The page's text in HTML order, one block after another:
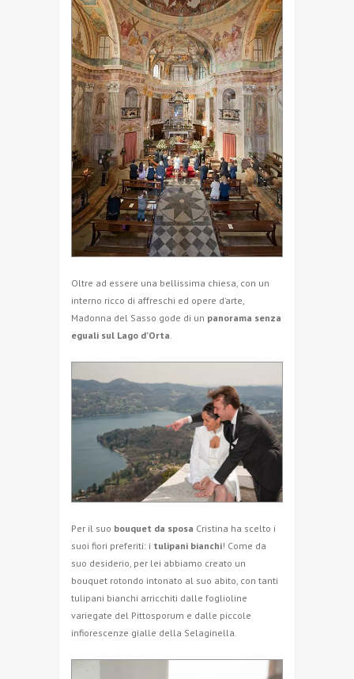
Oltre ad essere una bellissima chiesa, con un
interno ricco di affreschi ed opere d’arte,
Madonna del Sasso gode di un panorama senza
eguali sul Lago d’Orta
Per il suo bouquet da sposa Cristina ha scelto i
suoi fiori preferiti: i tulipani bianchi! Come da
suo desiderio, per lei abbiamo creato un
bouquet rotondo intonato al suo abito, con tanti
tulipani bianchi arricchiti dalle foglioline
variegate del Pittosporum e dalle piccole
infiorescenze gialle della Selaginella.